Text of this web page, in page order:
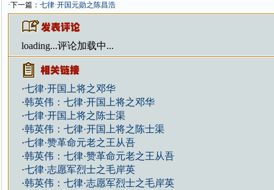
·下一篇： 七律·开国元勋之陈昌浩
loading...评论加载中...
·七律·开国上将之邓华
·韩英伟：七律·开国上将之邓华
·七律·开国上将之陈士渠
·韩英伟：七律·开国上将之陈士渠
·七律·赞革命元老之王从吾
·韩英伟：七律·赞革命元老之王从吾
·七律·志愿军烈士之毛岸英
·韩英伟：七律·志愿军烈士之毛岸英